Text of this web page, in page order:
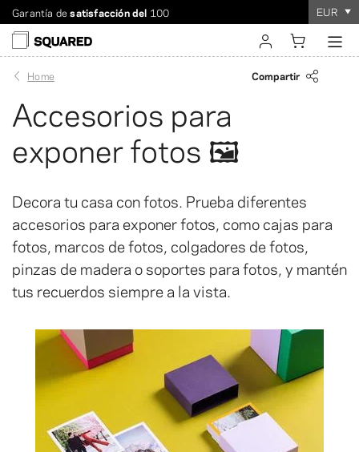
Envío a todo el mundo. Envío con descuento a partir de 60
Hacer un pedido le llevará
EUR
registrarse
Home Compartir
Accesorios para
exponer fotos 🖼️
Decora tu casa con fotos. Prueba diferentes
accesorios para exponer fotos, como cajas para
fotos, marcos de fotos, colgadores de fotos,
pinzas de madera o soportes para fotos, y mantén
tus recuerdos siempre a la vista.